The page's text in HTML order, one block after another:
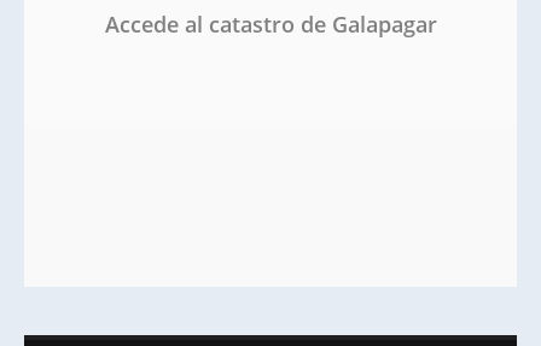
Accede al catastro de Galapagar